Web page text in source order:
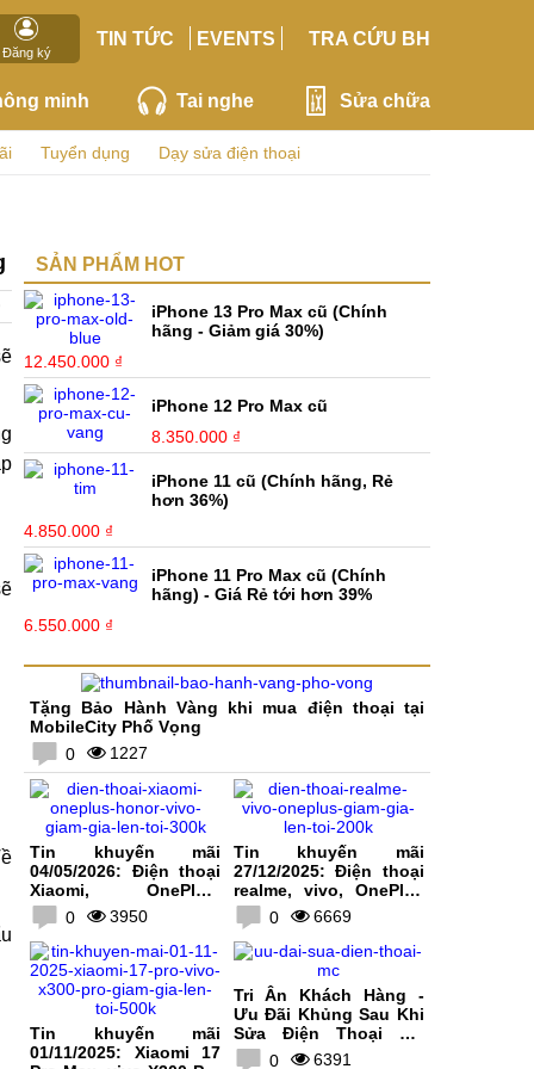
Đăng ký
TIN TỨC EVENTS TRA CỨU BH
minh Tai nghe Sửa chữa
Tuyển dụng Dạy sửa điện thoại
SẢN PHẨM HOT
iPhone 13 Pro Max cũ (Chính
hãng - Giảm giá 30%)
12.450.000 ₫
iPhone 12 Pro Max cũ
8.350.000 ₫
iPhone 11 cũ (Chính hãng, Rẻ
hơn 36%)
4.850.000 ₫
iPhone 11 Pro Max cũ (Chính
hãng) - Giá Rẻ tới hơn 39%
6.550.000 ₫
Tặng Bảo Hành Vàng khi mua điện thoại tại
MobileCity Phố Vọng
0
1227
Tin khuyến mãi
04/05/2026: Điện thoại
Xiaomi, OnePlus,
HONOR, vivo giảm giá
lên tới 300K
0 3950
Tin khuyến mãi
27/12/2025: Điện thoại
realme, vivo, OnePlus
giảm giá lên tới 200K
0 6669
Tin khuyến mãi
01/11/2025: Xiaomi 17
Tri Ân Khách Hàng -
Ưu Đãi Khủng Sau Khi
Sửa Điện Thoại Tại
MobileCity
0 6391